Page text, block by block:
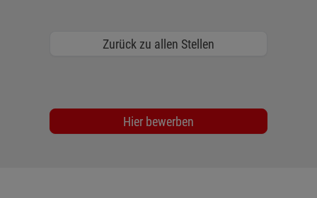
Zurück zu allen Stellen
Hier bewerben